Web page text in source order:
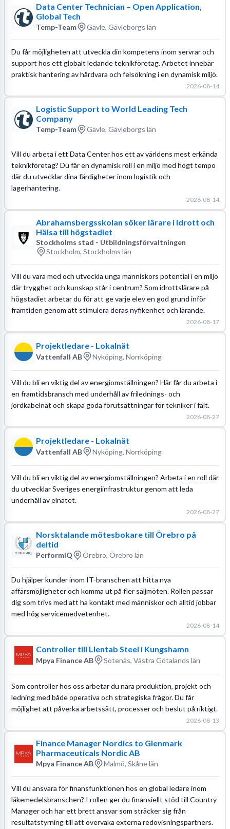
Data Center Technician – Open Application,
Global Tech
Temp-Team Gävle, Gävleborgs län
Du får möjligheten att utveckla din kompetens inom servrar och
support hos ett globalt ledande teknikföretag. Arbetet innebär
praktisk hantering av hårdvara och felsökning i en dynamisk miljö.
2026-08-14
Logistic Support to World Leading Tech
Company
Temp-Team Gävle, Gävleborgs län
Vill du arbeta i ett Data Center hos ett av världens mest erkända
teknikföretag? Du får en dynamisk roll i en miljö med högt tempo
där du utvecklar dina färdigheter inom logistik och
lagerhantering.
2026-08-14
Abrahamsbergsskolan söker lärare i Idrott och
Hälsa till högstadiet
Stockholms stad - Utbildningsförvaltningen
Stockholm, Stockholms län
Vill du vara med och utveckla unga människors potential i en miljö
där trygghet och kunskap står i centrum? Som idrottslärare på
högstadiet arbetar du för att ge varje elev en god grund inför
framtiden genom att stimulera deras nyfikenhet och lärande.
2026-08-17
Projektledare - Lokalnät
Vattenfall AB Nyköping, Norrköping
Vill du bli en viktig del av energiomställningen? Här får du arbeta i
en framtidsbransch med underhåll av frilednings- och
jordkabelnät och skapa goda förutsättningar för tekniker i fält.
2026-08-27
Projektledare - Lokalnät
Vattenfall AB Nyköping, Norrköping
Vill du bli en viktig del av energiomställningen? Arbeta i en roll där
du utvecklar Sveriges energiinfrastruktur genom att leda
underhåll av elnätet.
2026-08-27
Norsktalande mötesbokare till Örebro på
deltid
PerformIQ Örebro, Örebro län
Du hjälper kunder inom IT-branschen att hitta nya
affärsmöjligheter och komma ut på fler säljmöten. Rollen passar
dig som trivs med att ha kontakt med människor och alltid jobbar
med hög servicemedvetenhet.
2026-08-14
Controller till Llentab Steel i Kungshamn
Mpya Finance AB Sotenäs, Västra Götalands län
Som controller hos oss arbetar du nära produktion, projekt och
ledning med både operativa och strategiska frågor. Du får
möjlighet att påverka arbetssätt, processer och beslut på riktigt.
2026-08-13
Finance Manager Nordics to Glenmark
Pharmaceuticals Nordic AB
Mpya Finance AB Malmö, Skåne län
Vill du ansvara för finansfunktionen hos en global ledare inom
läkemedelsbranschen? I rollen ger du finansiellt stöd till Country
Manager och har ett brett ansvar som sträcker sig från
resultatstyrning till att övervaka externa redovisningspartners.